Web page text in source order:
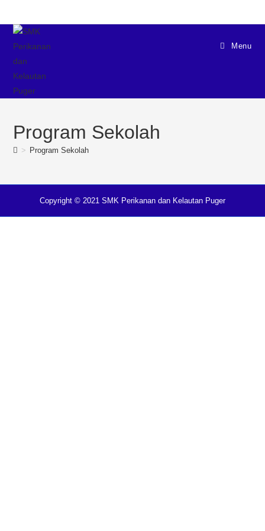
Menu
Program Sekolah
> Program Sekolah
Copyright © 2021 SMK Perikanan dan Kelautan Puger